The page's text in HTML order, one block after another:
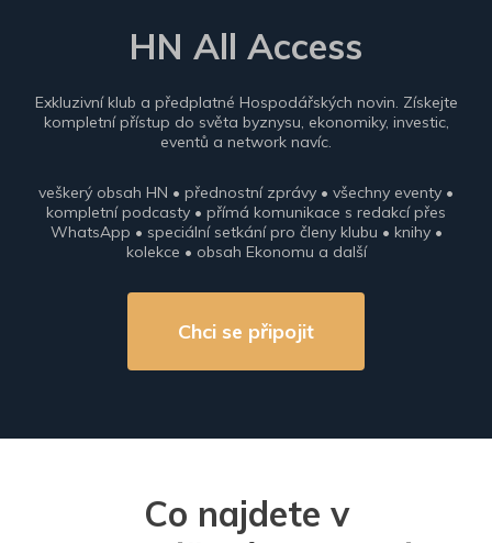
HN All Access
Exkluzivní klub a předplatné Hospodářských novin. Získejte
kompletní přístup do světa byznysu, ekonomiky, investic,
eventů a network navíc.
veškerý obsah HN • přednostní zprávy • všechny eventy •
kompletní podcasty • přímá komunikace s redakcí přes
WhatsApp • speciální setkání pro členy klubu • knihy •
kolekce • obsah Ekonomu a další
Chci se připojit
Co najdete v